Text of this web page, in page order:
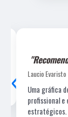
Laucio Evaristo
Uma gráfica
profissional e
estratégicos.
‹